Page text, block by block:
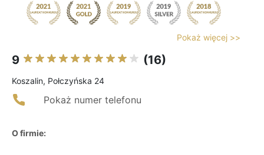
Pokaż więcej >>
9 (16)
Koszalin, Połczyńska 24
Pokaż numer telefonu
O firmie: